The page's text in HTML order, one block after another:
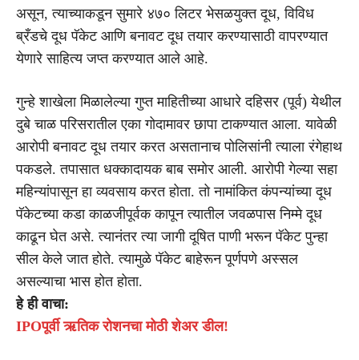
असून, त्याच्याकडून सुमारे ४७० लिटर भेसळयुक्त दूध, विविध
ब्रँडचे दूध पॅकेट आणि बनावट दूध तयार करण्यासाठी वापरण्यात
येणारे साहित्य जप्त करण्यात आले आहे.
गुन्हे शाखेला मिळालेल्या गुप्त माहितीच्या आधारे दहिसर (पूर्व) येथील
दुबे चाळ परिसरातील एका गोदामावर छापा टाकण्यात आला. यावेळी
आरोपी बनावट दूध तयार करत असतानाच पोलिसांनी त्याला रंगेहाथ
पकडले. तपासात धक्कादायक बाब समोर आली. आरोपी गेल्या सहा
महिन्यांपासून हा व्यवसाय करत होता. तो नामांकित कंपन्यांच्या दूध
पॅकेटच्या कडा काळजीपूर्वक कापून त्यातील जवळपास निम्मे दूध
काढून घेत असे. त्यानंतर त्या जागी दूषित पाणी भरून पॅकेट पुन्हा
सील केले जात होते. त्यामुळे पॅकेट बाहेरून पूर्णपणे अस्सल
असल्याचा भास होत होता.
हे ही वाचा:
IPOपूर्वी ऋतिक रोशनचा मोठी शेअर डील!